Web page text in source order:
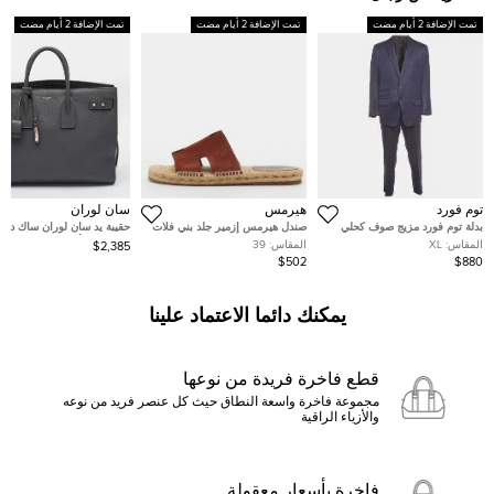
تمت الإضافة 2 أيام مضت
توم فورد
بدلة توم فورد مزيج صوف كحلي
بزرار واحد مقاس كبير جدًا
المقاس: XL
$880
تمت الإضافة 2 أيام مضت
هيرمس
صندل هيرمس إزمير جلد بني فلات
مقاس 41
المقاس: 39
$502
تمت الإضافة 2 أيام مضت
سان لوران
حقيبة يد سان لوران ساك دو
جلد محبب أحمر كلاسيك
$2,385
يمكنك دائما الاعتماد علينا
قطع فاخرة فريدة من نوعها
مجموعة فاخرة واسعة النطاق حيث كل عنصر فريد من نوعه
والأزياء الراقية
فاخرة بأسعار معقولة